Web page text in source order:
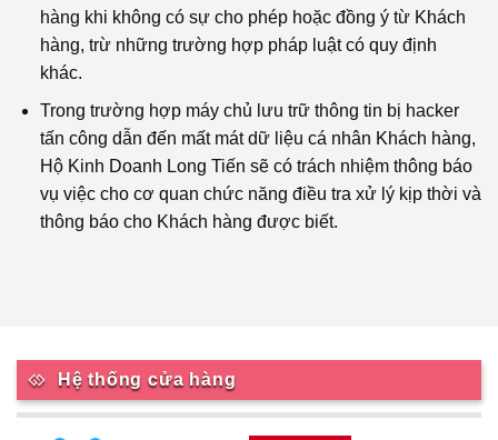
hàng khi không có sự cho phép hoặc đồng ý từ Khách
hàng, trừ những trường hợp pháp luật có quy định
khác.
Trong trường hợp máy chủ lưu trữ thông tin bị hacker
tấn công dẫn đến mất mát dữ liệu cá nhân Khách hàng,
Hộ Kinh Doanh Long Tiến sẽ có trách nhiệm thông báo
vụ việc cho cơ quan chức năng điều tra xử lý kịp thời và
thông báo cho Khách hàng được biết.
Hệ thống cửa hàng